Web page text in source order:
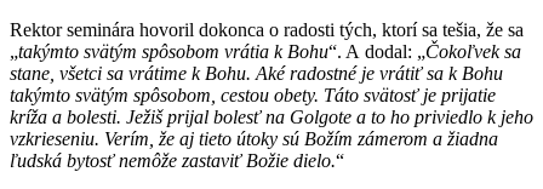
Rektor seminára hovoril dokonca o radosti tých, ktorí sa tešia, že sa
„takýmto svätým spôsobom vrátia k Bohu“. A dodal: „Čokoľvek sa
stane, všetci sa vrátime k Bohu. Aké radostné je vrátiť sa k Bohu
takýmto svätým spôsobom, cestou obety. Táto svätosť je prijatie
kríža a bolesti. Ježiš prijal bolesť na Golgote a to ho priviedlo k jeho
vzkrieseniu. Verím, že aj tieto útoky sú Božím zámerom a žiadna
ľudská bytosť nemôže zastaviť Božie dielo.“